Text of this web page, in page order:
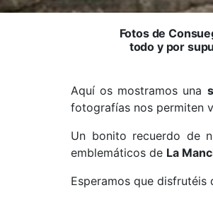
Fotos de
todo y por
Aquí os mostramos una
fotografías nos permiten
Un bonito recuerdo de
emblemáticos de La
Esperamos que